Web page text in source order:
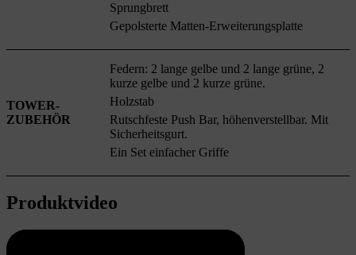
Sprungbrett
Gepolsterte Matten-Erweiterungsplatte
TOWER-
ZUBEHÖR
Federn: 2 lange gelbe und 2 lange grüne, 2
kurze gelbe und 2 kurze grüne.
Holzstab
Rutschfeste Push Bar, höhenverstellbar. Mit
Sicherheitsgurt.
Ein Set einfacher Griffe
Produktvideo